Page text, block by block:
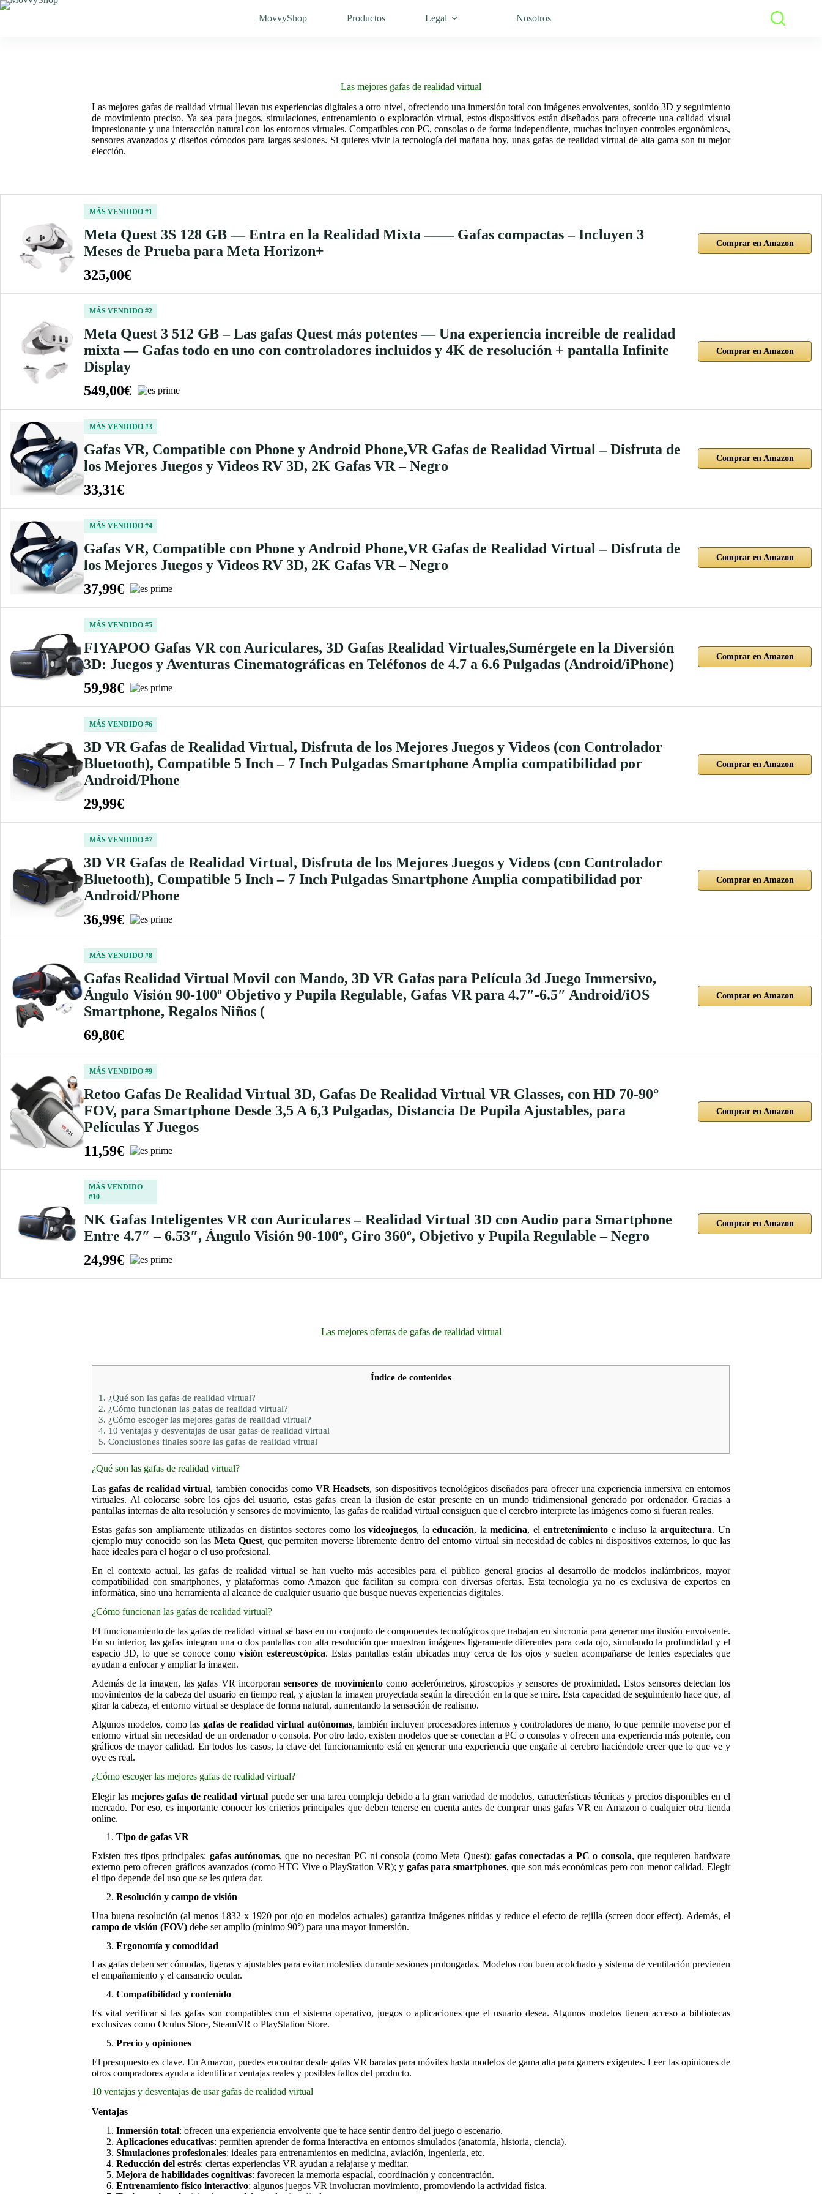
Saltar
MovvyShop Productos Legal Nosotros
Las mejores gafas de realidad virtual
Las mejores gafas de realidad virtual llevan tus experiencias digitales a otro nivel, ofreciendo una inmersión total con imágenes envolventes, sonido 3D y seguimiento
de movimiento preciso. Ya sea para juegos, simulaciones, entrenamiento o exploración virtual, estos dispositivos están diseñados para ofrecerte una calidad visual
impresionante y una interacción natural con los entornos virtuales. Compatibles con PC, consolas o de forma independiente, muchas incluyen controles ergonómicos,
sensores avanzados y diseños cómodos para largas sesiones. Si quieres vivir la tecnología del mañana hoy, unas gafas de realidad virtual de alta gama son tu mejor
elección.
MÁS VENDIDO #1
Meta Quest 3S 128 GB — Entra en la Realidad Mixta —— Gafas compactas – Incluyen 3
Meses de Prueba para Meta Horizon+
325,00€
Comprar en Amazon
MÁS VENDIDO #2
Meta Quest 3 512 GB – Las gafas Quest más potentes — Una experiencia increíble de realidad
mixta — Gafas todo en uno con controladores incluidos y 4K de resolución + pantalla Infinite
Display
549,00€
Comprar en Amazon
MÁS VENDIDO #3
Gafas VR, Compatible con Phone y Android Phone,VR Gafas de Realidad Virtual – Disfruta de
los Mejores Juegos y Videos RV 3D, 2K Gafas VR – Negro
33,31€
Comprar en Amazon
MÁS VENDIDO #4
Gafas VR, Compatible con Phone y Android Phone,VR Gafas de Realidad Virtual – Disfruta de
los Mejores Juegos y Videos RV 3D, 2K Gafas VR – Negro
37,99€
Comprar en Amazon
MÁS VENDIDO #5
FIYAPOO Gafas VR con Auriculares, 3D Gafas Realidad Virtuales,Sumérgete en la Diversión
3D: Juegos y Aventuras Cinematográficas en Teléfonos de 4.7 a 6.6 Pulgadas (Android/iPhone)
59,98€
Comprar en Amazon
MÁS VENDIDO #6
3D VR Gafas de Realidad Virtual, Disfruta de los Mejores Juegos y Videos (con Controlador
Bluetooth), Compatible 5 Inch – 7 Inch Pulgadas Smartphone Amplia compatibilidad por
Android/Phone
29,99€
Comprar en Amazon
MÁS VENDIDO #7
3D VR Gafas de Realidad Virtual, Disfruta de los Mejores Juegos y Videos (con Controlador
Bluetooth), Compatible 5 Inch – 7 Inch Pulgadas Smartphone Amplia compatibilidad por
Android/Phone
36,99€
Comprar en Amazon
MÁS VENDIDO #8
Gafas Realidad Virtual Movil con Mando, 3D VR Gafas para Película 3d Juego Immersivo,
Ángulo Visión 90-100º Objetivo y Pupila Regulable, Gafas VR para 4.7″-6.5″ Android/iOS
Smartphone, Regalos Niños (
69,80€
Comprar en Amazon
MÁS VENDIDO #9
Retoo Gafas De Realidad Virtual 3D, Gafas De Realidad Virtual VR Glasses, con HD 70-90°
FOV, para Smartphone Desde 3,5 A 6,3 Pulgadas, Distancia De Pupila Ajustables, para
Películas Y Juegos
11,59€
Comprar en Amazon
MÁS VENDIDO
#10
NK Gafas Inteligentes VR con Auriculares – Realidad Virtual 3D con Audio para Smartphone
Entre 4.7″ – 6.53″, Ángulo Visión 90-100º, Giro 360º, Objetivo y Pupila Regulable – Negro
24,99€
Comprar en Amazon
Las mejores ofertas de gafas de realidad virtual
Índice de contenidos
1. ¿Qué son las gafas de realidad virtual?
2. ¿Cómo funcionan las gafas de realidad virtual?
3. ¿Cómo escoger las mejores gafas de realidad virtual?
4. 10 ventajas y desventajas de usar gafas de realidad virtual
5. Conclusiones finales sobre las gafas de realidad virtual
¿Qué son las gafas de realidad virtual?
Lasgafas de realidad virtual, también conocidas como VR Headsets, son dispositivos tecnológicos diseñados para ofrecer una experiencia inmersiva en entornos
virtuales. Al colocarse sobre los ojos del usuario, estas gafas crean la ilusión de estar presente en un mundo tridimensional generado por ordenador. Gracias a
pantallas internas de alta resolución y sensores de movimiento, las gafas de realidad virtual consiguen que el cerebro interprete las imágenes como si fueran reales.
Estas gafas son ampliamente utilizadas en distintos sectores como losvideojuegos, laeducación, lamedicina, elentretenimiento e incluso laarquitectura. Un
ejemplo muy conocido son las Meta Quest, que permiten moverse libremente dentro del entorno virtual sin necesidad de cables ni dispositivos externos, lo que las
hace ideales para el hogar o el uso profesional.
En el contexto actual, las gafas de realidad virtual se han vuelto más accesibles para el público general gracias al desarrollo de modelos inalámbricos, mayor
compatibilidad con smartphones, y plataformas como Amazon que facilitan su compra con diversas ofertas. Esta tecnología ya no es exclusiva de expertos en
informática, sino una herramienta al alcance de cualquier usuario que busque nuevas experiencias digitales.
¿Cómo funcionan las gafas de realidad virtual?
El funcionamiento de las gafas de realidad virtual se basa en un conjunto de componentes tecnológicos que trabajan en sincronía para generar una ilusión envolvente.
En su interior, las gafas integran una o dos pantallas con alta resolución que muestran imágenes ligeramente diferentes para cada ojo, simulando la profundidad y el
espacio 3D, lo que se conoce comovisión estereoscópica. Estas pantallas están ubicadas muy cerca de los ojos y suelen acompañarse de lentes especiales que
ayudan a enfocar y ampliar la imagen.
Además de la imagen, las gafas VR incorporan sensores de movimientocomo acelerómetros, giroscopios y sensores de proximidad. Estos sensores detectan los
movimientos de la cabeza del usuario en tiempo real, y ajustan la imagen proyectada según la dirección en la que se mire. Esta capacidad de seguimiento hace que, al
girar la cabeza, el entorno virtual se desplace de forma natural, aumentando la sensación de realismo.
Algunos modelos, como las gafas de realidad virtual autónomas, también incluyen procesadores internos y controladores de mano, lo que permite moverse por el
entorno virtual sin necesidad de un ordenador o consola. Por otro lado, existen modelos que se conectan a PC o consolas y ofrecen una experiencia más potente, con
gráficos de mayor calidad. En todos los casos, la clave del funcionamiento está en generar una experiencia que engañe al cerebro haciéndole creer que lo que ve y
oye es real.
¿Cómo escoger las mejores gafas de realidad virtual?
Elegir las mejores gafas de realidad virtual puede ser una tarea compleja debido a la gran variedad de modelos, características técnicas y precios disponibles en el
mercado. Por eso, es importante conocer los criterios principales que deben tenerse en cuenta antes de comprar unas gafas VR en Amazon o cualquier otra tienda
online.
Tipo de gafas VR
Existen tres tipos principales: gafas autónomas, que no necesitan PC ni consola (como Meta Quest);gafas conectadas a PC o consola, que requieren hardware
externo pero ofrecen gráficos avanzados (como HTC Vive o PlayStation VR); y gafas para smartphones, que son más económicas pero con menor calidad. Elegir
el tipo depende del uso que se les quiera dar.
Resolución y campo de visión
Una buena resolución (al menos 1832 x 1920 por ojo en modelos actuales) garantiza imágenes nítidas y reduce el efecto de rejilla (screen door effect). Además, el
campo de visión (FOV) debe ser amplio (mínimo 90°) para una mayor inmersión.
Ergonomía y comodidad
Las gafas deben ser cómodas, ligeras y ajustables para evitar molestias durante sesiones prolongadas. Modelos con buen acolchado y sistema de ventilación previenen
el empañamiento y el cansancio ocular.
Compatibilidad y contenido
Es vital verificar si las gafas son compatibles con el sistema operativo, juegos o aplicaciones que el usuario desea. Algunos modelos tienen acceso a bibliotecas
exclusivas como Oculus Store, SteamVR o PlayStation Store.
Precio y opiniones
El presupuesto es clave. En Amazon, puedes encontrar desde gafas VR baratas para móviles hasta modelos de gama alta para gamers exigentes. Leer las opiniones de
otros compradores ayuda a identificar ventajas reales y posibles fallos del producto.
10 ventajas y desventajas de usar gafas de realidad virtual
Ventajas
Inmersión total: ofrecen una experiencia envolvente que te hace sentir dentro del juego o escenario.
Aplicaciones educativas: permiten aprender de forma interactiva en entornos simulados (anatomía, historia, ciencia).
Simulaciones profesionales: ideales para entrenamientos en medicina, aviación, ingeniería, etc.
Reducción del estrés: ciertas experiencias VR ayudan a relajarse y meditar.
Mejora de habilidades cognitivas: favorecen la memoria espacial, coordinación y concentración.
Entrenamiento físico interactivo: algunos juegos VR involucran movimiento, promoviendo la actividad física.